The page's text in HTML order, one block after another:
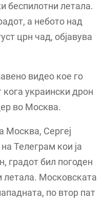
беспилотни летала.
а небото над
црн чад, објавува
видео кое го
украински дрон
во Москва.
Москва, Сергеј
Телеграм кои ја
градот бил погоден
летала. Московската
по втор пат